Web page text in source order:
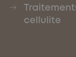
cellulite